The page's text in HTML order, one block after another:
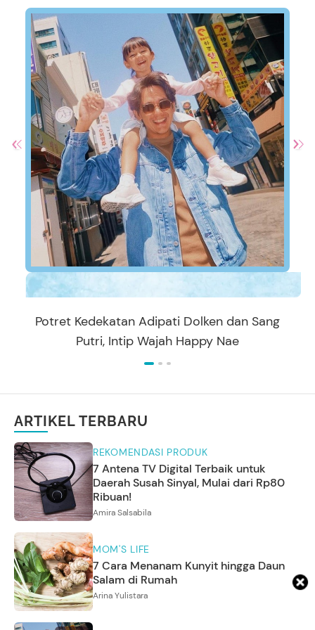
Potret Kedekatan Adipati Dolken dan Sang
Putri, Intip Wajah Happy Nae
ARTIKEL TERBARU
REKOMENDASI PRODUK
7 Antena TV Digital Terbaik untuk
Daerah Susah Sinyal, Mulai dari Rp80
Ribuan!
Amira Salsabila
MOM'S LIFE
7 Cara Menanam Kunyit hingga Daun
Salam di Rumah
Arina Yulistara